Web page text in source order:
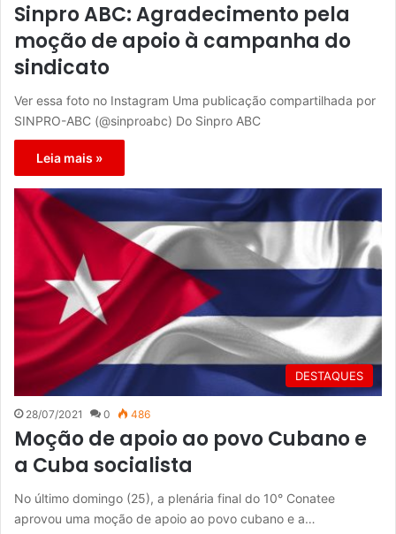
Sinpro ABC: Agradecimento pela
moção de apoio à campanha do
sindicato
Ver essa foto no Instagram Uma publicação compartilhada por
SINPRO-ABC (@sinproabc) Do Sinpro ABC
Leia mais »
DESTAQUES
28/07/2021 0 486
Moção de apoio ao povo Cubano e
a Cuba socialista
No último domingo (25), a plenária final do 10° Conatee
aprovou uma moção de apoio ao povo cubano e a…